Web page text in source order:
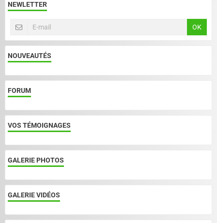
NEWLETTER
OK
NOUVEAUTÉS
FORUM
VOS TÉMOIGNAGES
GALERIE PHOTOS
GALERIE VIDÉOS